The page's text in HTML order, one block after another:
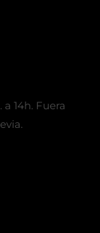
14h. Fuera